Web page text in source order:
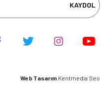
KAYDOL
Web Tasarım Kentmedia Seo